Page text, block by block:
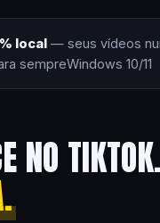
local— seus vídeos
sempreWindows 10/11
NO TIKTOK.